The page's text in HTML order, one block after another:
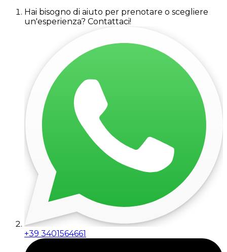
Hai bisogno di aiuto per prenotare o scegliere
un'esperienza? Contattaci!
+39 3401564661